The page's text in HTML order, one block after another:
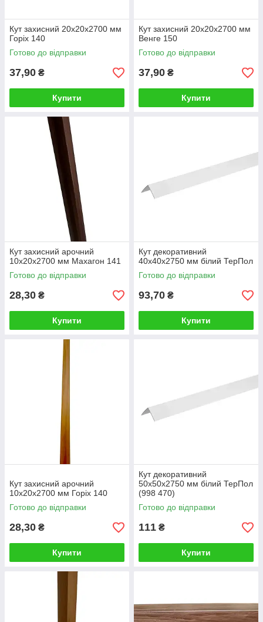
Кут захисний 20х20х2700 мм
Горіх 140
Готово до відправки
37,90 ₴
Купити
Кут захисний 20х20х2700 мм
Венге 150
Готово до відправки
37,90 ₴
Купити
Кут захисний арочний
10х20х2700 мм Махагон 141
Готово до відправки
28,30 ₴
Купити
Кут декоративний
40х40х2750 мм білий ТерПол
Готово до відправки
93,70 ₴
Купити
Кут захисний арочний
10х20х2700 мм Горіх 140
Готово до відправки
28,30 ₴
Купити
Кут декоративний
50х50х2750 мм білий ТерПол
(998 470)
Готово до відправки
111 ₴
Купити